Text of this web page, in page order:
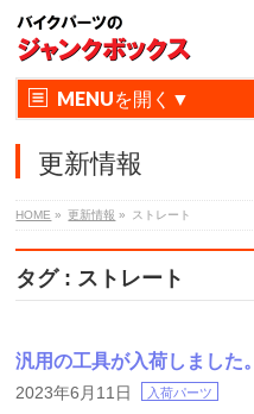
MENU
更新情報
HOME » 更新情報 » ストレート
タグ : ストレート
汎用の工具が入荷しました。
2023年6月11日 入荷パーツ